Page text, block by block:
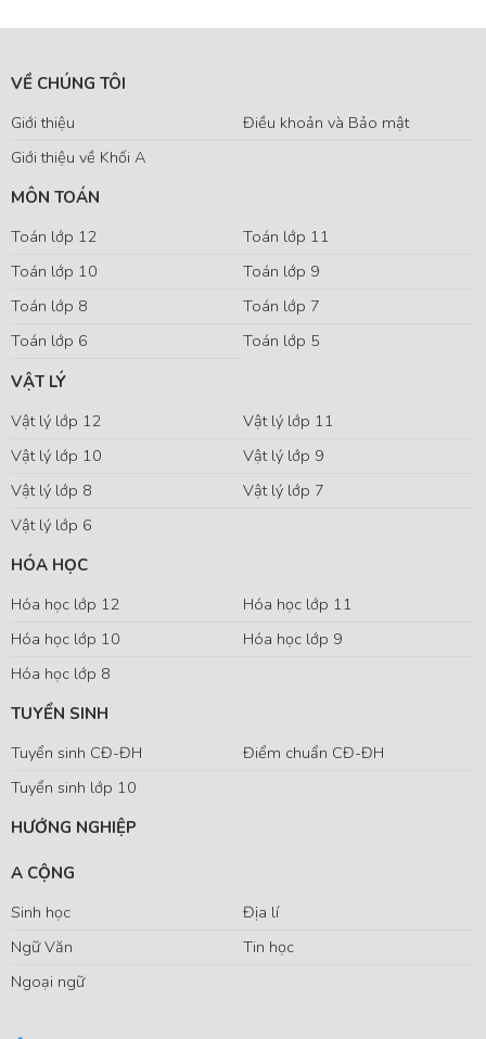
VỀ CHÚNG TÔI
Giới thiệu
Điều khoản và Bảo mật
Giới thiệu về Khối A
MÔN TOÁN
Toán lớp 12
Toán lớp 11
Toán lớp 10
Toán lớp 9
Toán lớp 8
Toán lớp 7
Toán lớp 6
Toán lớp 5
VẬT LÝ
Vật lý lớp 12
Vật lý lớp 11
Vật lý lớp 10
Vật lý lớp 9
Vật lý lớp 8
Vật lý lớp 7
Vật lý lớp 6
HÓA HỌC
Hóa học lớp 12
Hóa học lớp 11
Hóa học lớp 10
Hóa học lớp 9
Hóa học lớp 8
TUYỂN SINH
Tuyển sinh CĐ-ĐH
Điểm chuẩn CĐ-ĐH
Tuyển sinh lớp 10
HƯỚNG NGHIỆP
A CỘNG
Sinh học
Địa lí
Ngữ Văn
Tin học
Ngoại ngữ